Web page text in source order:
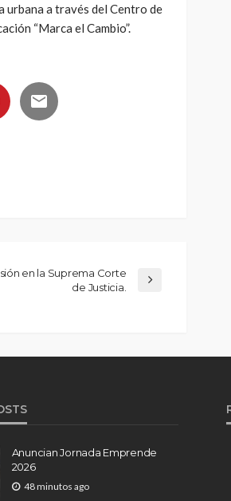
a través del Centro de
“Marca el Cambio”.
en la Suprema Corte
de Justicia.
Anuncian Jornada Emprende
2026
48 minutos ago